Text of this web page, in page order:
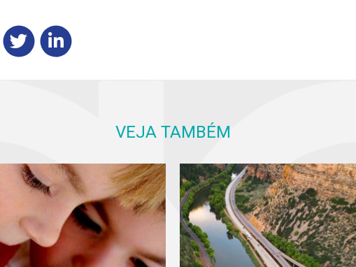
VEJA TAMBÉM